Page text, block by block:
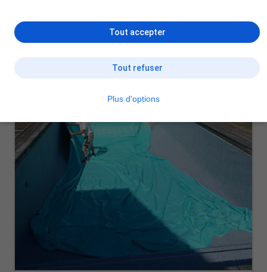
Tout refuser
Tout accepter
Plus d'options